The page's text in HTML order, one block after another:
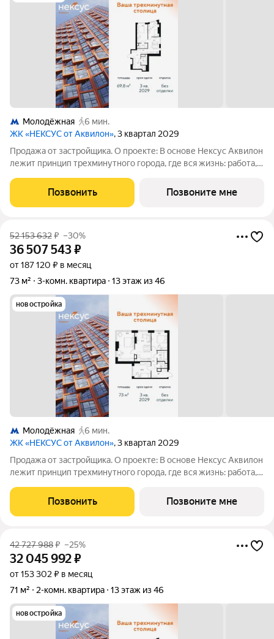
Молодёжная
6 мин.
ЖК «НЕКСУС от Аквилон», 3 квартал 2029
Продажа от застройщика. О проекте: В основе Нексус Аквилон
лежит принцип трехминутного города, где вся жизнь: работа,
шаговой доступности. Он не просто экономит время, а
кардинально
Позвонить Позвоните мне
52 153 632₽ –30%
36 507 543₽
от 187 120 ₽ в месяц
73 м²
3-комн. квартира 13 этаж из 46
новостройка
Молодёжная
6 мин.
ЖК «НЕКСУС от Аквилон», 3 квартал 2029
Продажа от застройщика. О проекте: В основе Нексус Аквилон
лежит принцип трехминутного города, где вся жизнь: работа,
шаговой доступности. Он не просто экономит время, а
кардинально
Позвонить Позвоните мне
42 727 988₽ –25%
32 045 992₽
от 153 302 ₽ в месяц
71 м²
2-комн. квартира 13 этаж из 46
новостройка